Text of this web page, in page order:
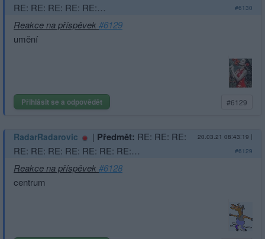
RE: RE: RE: RE: RE:…
#6130
Reakce na příspěvek#6129
umění
Přihlásit se a odpovědět #6129
RadarRadarovic | Předmět: RE: RE: RE:
RE: RE: RE: RE: RE: RE: RE:…
20.03.21 08:43:19 |
#6129
Reakce na příspěvek#6128
centrum